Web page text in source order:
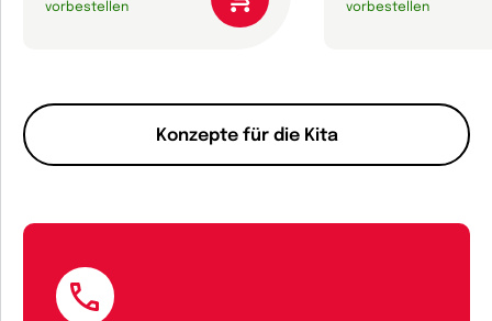
Konzepte für die Kita
vorbestellen
vorbestellen